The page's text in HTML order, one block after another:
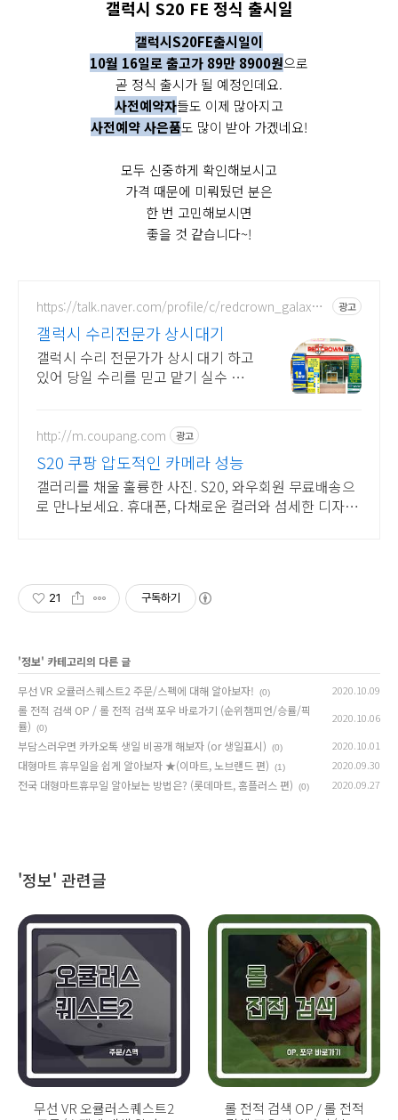
갤럭시 S20 FE 정식 출시일
갤럭시S20FE출시일이
10월 16일로 출고가 89만 8900원으로
곧 정식 출시가 될 예정인데요.
사전예약자들도 이제 많아지고
사전예약 사은품도 많이 받아 가겠네요!
모두 신중하게 확인해보시고
가격 때문에 미뤄뒀던 분은
한 번 고민해보시면
좋을 것 같습니다~!
https://talk.naver.com/profile/c/redcrown_galaxy_
광고
갤럭시 수리전문가 상시대기
갤럭시 수리 전문가가 상시 대기 하고
있어 당일 수리를 믿고 맡기 실수 있
http://m.coupang.com 광고
S20 쿠팡 압도적인 카메라 성능
갤러리를 채울 훌륭한 사진. S20, 와우회원 무료배송으
로 만나보세요. 휴대폰, 다채로운 컬러와 섬세한 디자인
21 구독하기
'정보' 카테고리의 다른 글
무선 VR 오큘러스퀘스트2 주문/스펙에 대해 알아보자!
(0) 2020.10.09
롤 전적 검색 OP / 롤 전적 검색 포우 바로가기 (순위챔피언/승률/픽
률)
(0)
2020.10.06
부담스러우면 카카오톡 생일 비공개 해보자 (or 생일표시) (0) 2020.10.01
대형마트 휴무일을 쉽게 알아보자 ★(이마트, 노브랜드 편) (1) 2020.09.30
전국 대형마트휴무일 알아보는 방법은? (롯데마트, 홈플러스 편) (0) 2020.09.27
'정보' 관련글
무선 VR 오큘러스퀘스트2
롤 전적 검색 OP / 롤 전적